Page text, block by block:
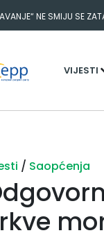
NE SMIJU SE
VIJESTI
/ Saopćenja